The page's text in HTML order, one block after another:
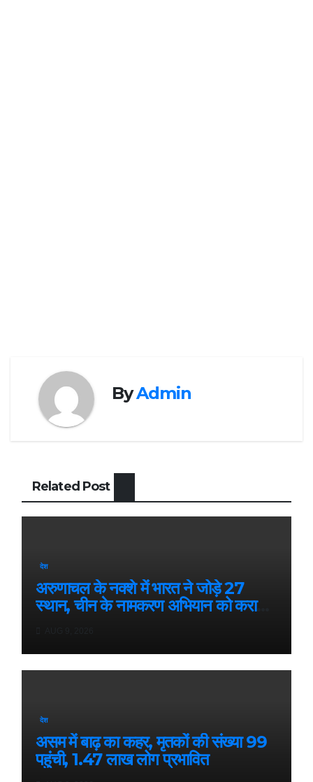
ByAdmin
Related Post
देश
अरुणाचल के नक्शे में भारत ने जोड़े 27
स्थान, चीन के नामकरण अभियान को करारा
देश
असम में बाढ़ का कहर, मृतकों की संख्या 99
पहुंची, 1.47 लाख लोग प्रभावित